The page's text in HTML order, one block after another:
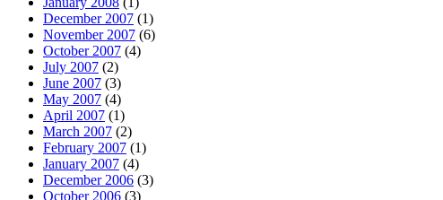
December 2007 (1)
November 2007 (6)
October 2007 (4)
July 2007 (2)
June 2007 (3)
May 2007 (4)
April 2007 (1)
March 2007 (2)
February 2007 (1)
January 2007 (4)
December 2006 (3)
October 2006 (3)